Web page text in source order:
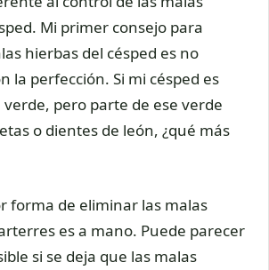
Mi primer consejo para
hierbas del césped es no
la perfección. Si mi césped es
pero parte de ese verde
o dientes de león, ¿qué más
forma de eliminar las malas
es a mano. Puede parecer
si se deja que las malas